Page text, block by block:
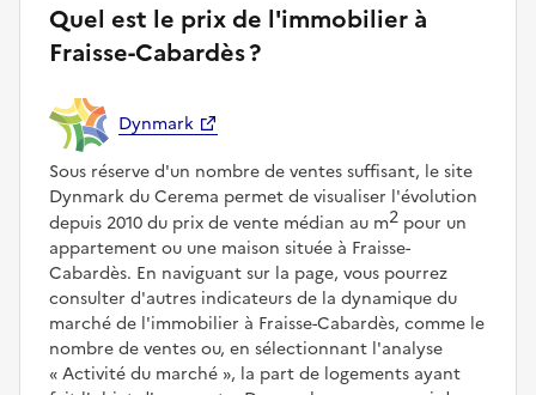
Quel est le prix de l'immobilier à
Fraisse-Cabardès ?
Dynmark
Sous réserve d'un nombre de ventes suffisant, le site
Dynmark du Cerema permet de visualiser l'évolution
depuis 2010 du prix de vente médian au m2 pour un
appartement ou une maison située à Fraisse-
Cabardès. En naviguant sur la page, vous pourrez
consulter d'autres indicateurs de la dynamique du
marché de l'immobilier à Fraisse-Cabardès, comme le
nombre de ventes ou, en sélectionnant l'analyse
Activité du marché , la part de logements ayant